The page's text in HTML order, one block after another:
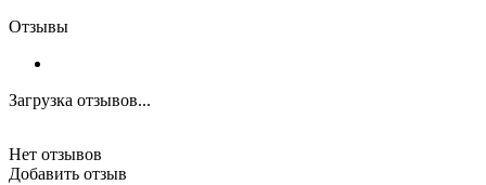
Отзывы
Загрузка отзывов...
Нет отзывов
Добавить отзыв